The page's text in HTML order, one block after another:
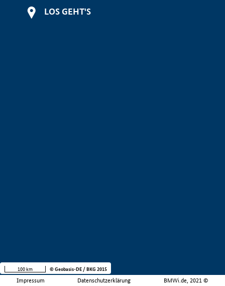
LOS GEHT'S
Impressum Datenschutzerklärung BMWi.de, 2021 ©
100 km © Geobasis-DE / BKG 2015